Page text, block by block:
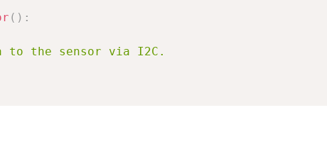
( ) :
to the sensor via I2C.